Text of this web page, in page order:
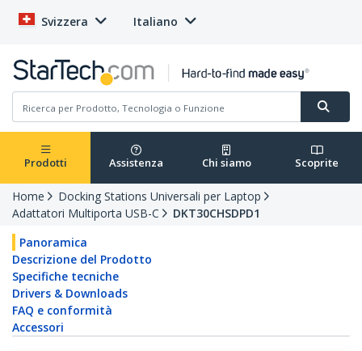
Svizzera Italiano
Prodotti Assistenza Chi siamo Scoprite
Home
Docking Stations Universali per Laptop
Adattatori Multiporta USB-C
DKT30CHSDPD1
Panoramica
Descrizione del Prodotto
Specifiche tecniche
Drivers & Downloads
FAQ e conformità
Accessori